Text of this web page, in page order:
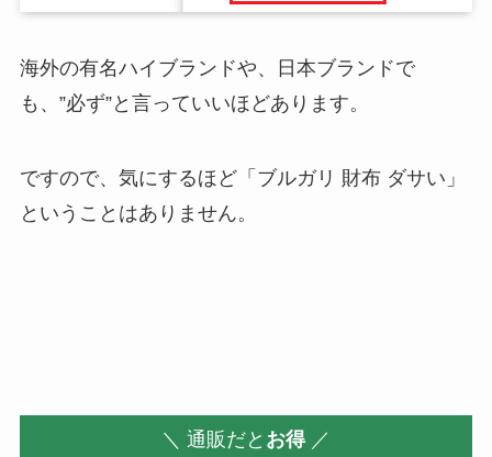
海外の有名ハイブランドや、日本ブランドで
も、”必ず”と言っていいほどあります。
ですので、 気にするほど「ブルガリ 財布 ダサい」
ということはありません。
＼ 通販だと お得／